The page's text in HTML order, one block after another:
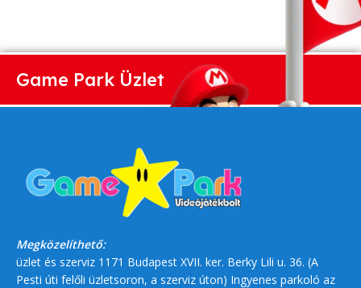
Game Park Üzlet
Megközelíthető:
üzlet és szerviz 1171 Budapest XVII. ker. Berky Lili u. 36. (A
Pesti úti felőli üzletsoron, a szerviz úton) Ingyenes parkoló az